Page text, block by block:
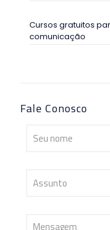
Cursos gratuitos
comunicação
Fale Conosco